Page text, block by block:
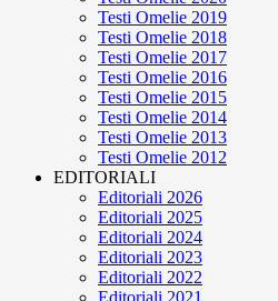
Testi Omelie 2019
Testi Omelie 2018
Testi Omelie 2017
Testi Omelie 2016
Testi Omelie 2015
Testi Omelie 2014
Testi Omelie 2013
Testi Omelie 2012
EDITORIALI
Editoriali 2026
Editoriali 2025
Editoriali 2024
Editoriali 2023
Editoriali 2022
Editoriali 2021